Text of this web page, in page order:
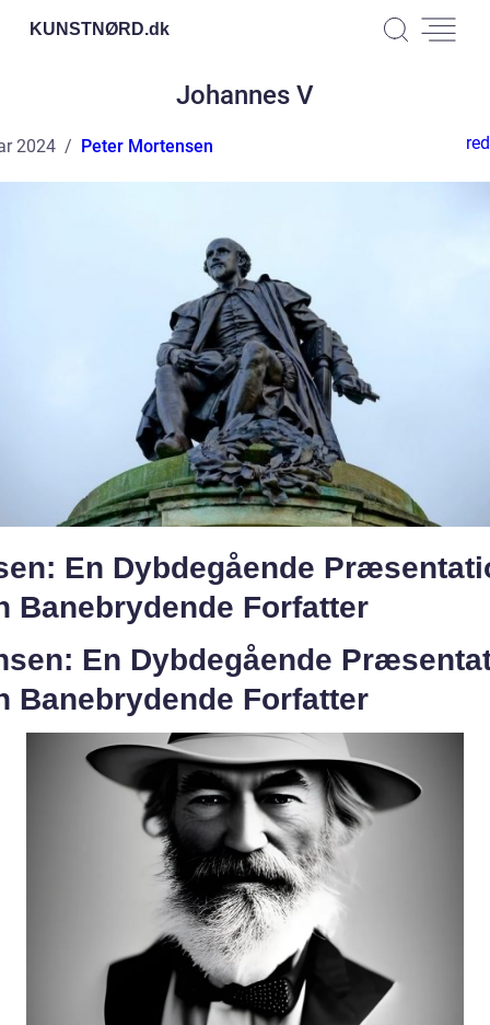
KUNSTNØRD.dk
Johannes V
2024 Peter Mortensen
En Dybdegående
Banebrydende Forfatter
En Dybdegående
Banebrydende Forfatter